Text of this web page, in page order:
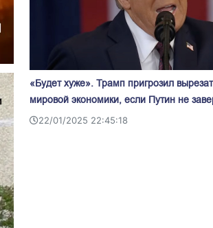
«Будет хуже». Трамп пригрозил
мировой экономики, если Путин не
22/01/2025 22:45:18